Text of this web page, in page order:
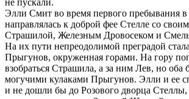
не пускали.
Элли Смит во время первого пребывания
направлялась к доброй фее Стелле со
Страшилой, Железным Дровосеком и
На их пути непреодолимой преградой
Прыгунов, окруженная горами. На гору
взобраться Страшила, а за ним Лев, но оба
могучими кулаками Прыгунов. Элли и ее
и не дошли бы до Розового дворца